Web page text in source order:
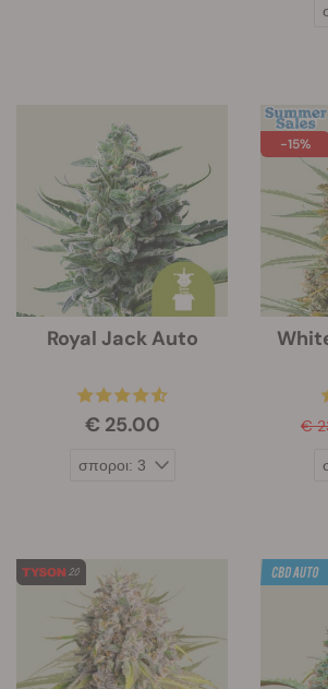
Royal Jack Auto
€ 25.00
-15%
€